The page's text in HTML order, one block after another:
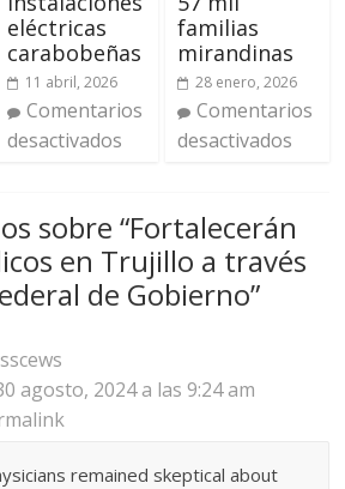
eléctricas
carabobeñas
11 abril, 2026
Comentarios
desactivados
familias
mirandinas
28 enero, 2026
Comentarios
desactivados
sobre “Fortalecerán
en Trujillo a través
de Gobierno”
agosto, 2024 a las 9:24 am
remained skeptical about